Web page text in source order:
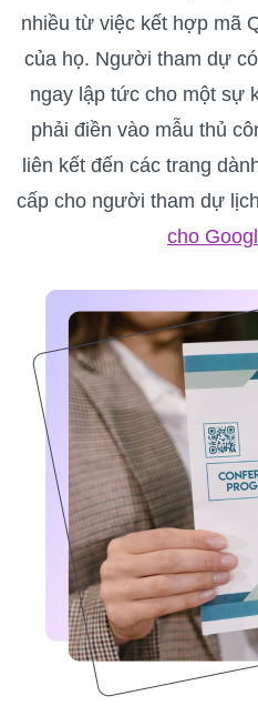
nhiều từ việc kết hợp mã
của họ. Người tham dự
ngay lập tức cho một sự
phải điền vào mẫu thủ
liên kết đến các trang
cấp cho người tham dự
cho